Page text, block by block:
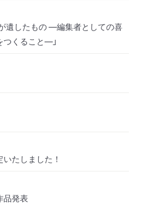
が遺したもの ―編集者としての喜
つくること―」
たしました！
発表